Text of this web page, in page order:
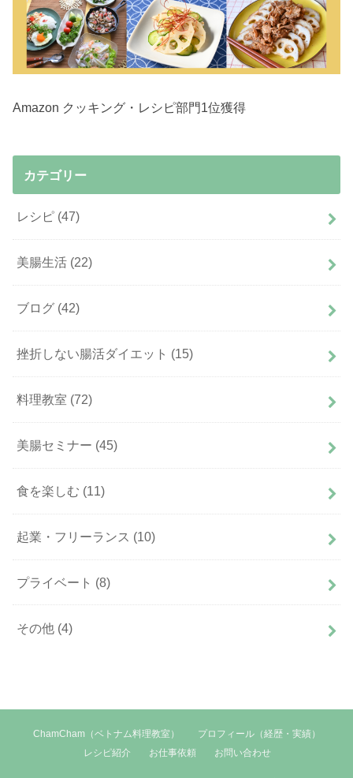
Amazon クッキング・レシピ部門1位獲得
カテゴリー
レシピ (47)
美腸生活 (22)
ブログ (42)
挫折しない腸活ダイエット (15)
料理教室 (72)
美腸セミナー (45)
食を楽しむ (11)
起業・フリーランス (10)
プライベート (8)
その他 (4)
ChamCham（ベトナム料理教室）
プロフィール（経歴・実績）
レシピ紹介
お仕事依頼 お問い合わせ